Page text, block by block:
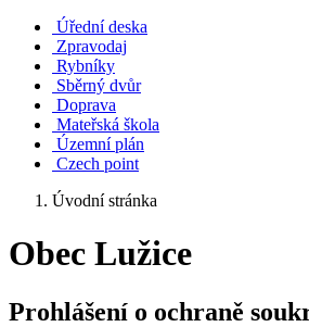
Úřední deska
Zpravodaj
Rybníky
Sběrný dvůr
Doprava
Mateřská škola
Územní plán
Czech point
Úvodní stránka
Obec Lužice
Prohlášení o ochraně